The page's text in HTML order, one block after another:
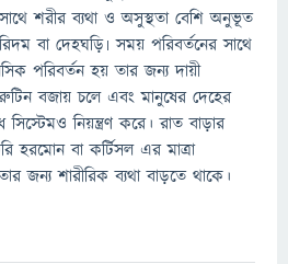
শরীর ব্যথা ও অসুস্থতা বেশি অনুভূত
বা দেহঘড়ি৷ সময় পরিবর্তনের সাথে
পরিবর্তন হয় তার জন্য দায়ী
রুটিন বজায় চলে এবং মানুষের দেহের
নিয়ন্ত্রণ করে। রাত বাড়ার
হরমোন বা কর্টিসল এর মাত্রা
জন্য শারীরিক ব্যথা বাড়তে থাকে।